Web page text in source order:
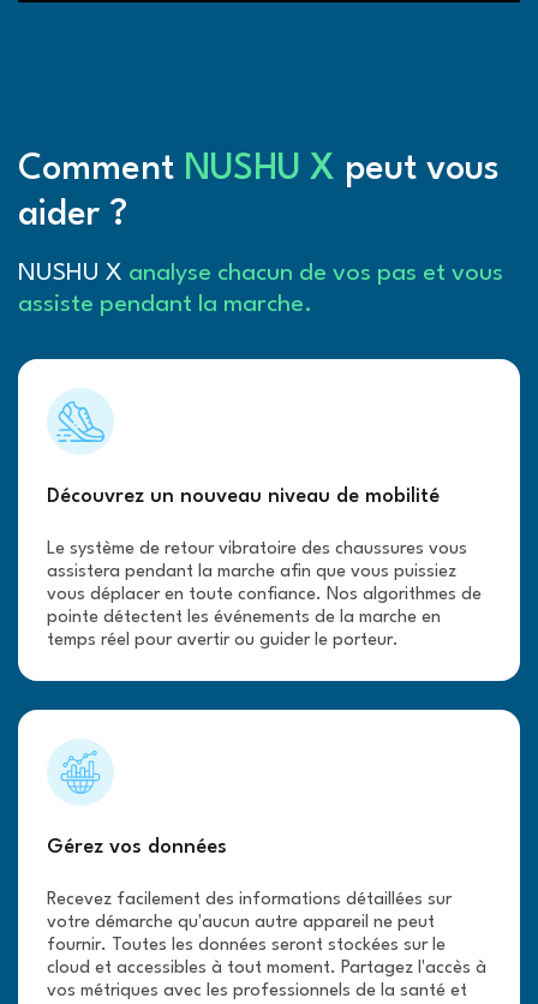
Comment NUSHU X peut vous
aider ?
NUSHU X analyse chacun de vos pas et vous
assiste pendant la marche.
Découvrez un nouveau niveau de mobilité
Le système de retour vibratoire des chaussures vous
assistera pendant la marche afin que vous puissiez
vous déplacer en toute confiance. Nos algorithmes de
pointe détectent les événements de la marche en
temps réel pour avertir ou guider le porteur.
Gérez vos données
Recevez facilement des informations détaillées sur
votre démarche qu'aucun autre appareil ne peut
fournir. Toutes les données seront stockées sur le
cloud et accessibles à tout moment. Partagez l'accès à
vos métriques avec les professionnels de la santé et